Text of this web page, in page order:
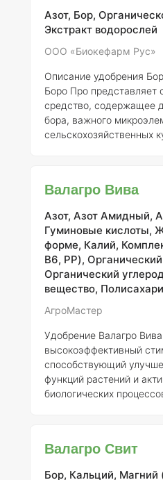
роль в улучшении
повышении ее плодородия. Биокат-
обогащен
растений. Применени
Азот, Бор,
Экстракт водорослей
ООО «Биокефарм Рус»
Описание удобрения
Боро Про представляет
средство, содержащее
бора, важного
сельскохозяйственных
выбором для
плодово-ягодные,
и технические культуры.
удобренияДанный препарат предназначен
для использования как в
Валагро Вива
Азот, Азот Амидный,
Гуминовые кислоты,
форме, Калий,
B6, PP), Органический
Органический
вещество,
АгроМастер
Удобрение Валагро
высокоэффективный
способствующий
функций растений и
биологических
Применение Вива
Валагро Свит
Бор, Кальций, Магний